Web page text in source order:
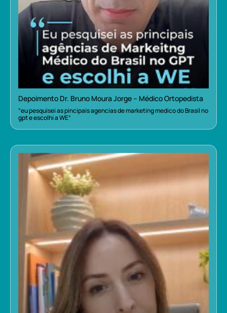
Depoimento Dr. Bruno Moura Jorge – Médico Ortopedista
“eu pesquisei as pincipais agencias de marketing medico do Brasil no
gpt e escolhi a WE”